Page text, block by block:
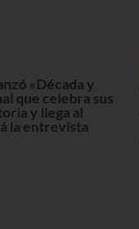
«Década y
que celebra sus
y llega al
la entrevista